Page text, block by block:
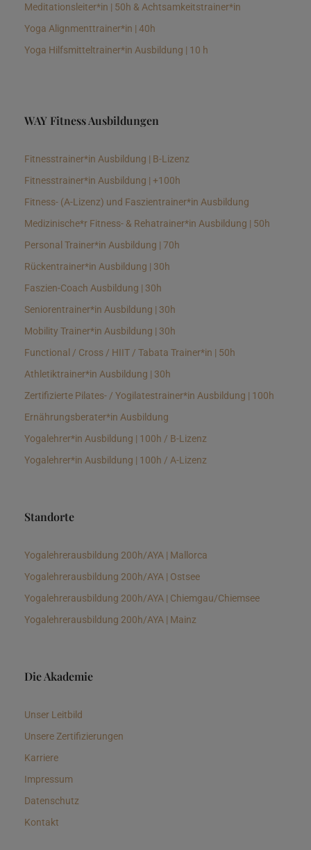
Meditationsleiter*in | 50h & Achtsamkeitstrainer*in
Yoga Alignmenttrainer*in | 40h
Yoga Hilfsmitteltrainer*in Ausbildung | 10 h
WAY Fitness Ausbildungen
Fitnesstrainer*in Ausbildung | B-Lizenz
Fitnesstrainer*in Ausbildung | +100h
Fitness- (A-Lizenz) und Faszientrainer*in Ausbildung
Medizinische*r Fitness- & Rehatrainer*in Ausbildung | 50h
Personal Trainer*in Ausbildung | 70h
Rückentrainer*in Ausbildung | 30h
Faszien-Coach Ausbildung | 30h
Seniorentrainer*in Ausbildung | 30h
Mobility Trainer*in Ausbildung | 30h
Functional / Cross / HIIT / Tabata Trainer*in | 50h
Athletiktrainer*in Ausbildung | 30h
Zertifizierte Pilates- / Yogilatestrainer*in Ausbildung | 100h
Ernährungsberater*in Ausbildung
Yogalehrer*in Ausbildung | 100h / B-Lizenz
Yogalehrer*in Ausbildung | 100h / A-Lizenz
Standorte
Yogalehrerausbildung 200h/AYA | Mallorca
Yogalehrerausbildung 200h/AYA | Ostsee
Yogalehrerausbildung 200h/AYA | Chiemgau/Chiemsee
Yogalehrerausbildung 200h/AYA | Mainz
Die Akademie
Unser Leitbild
Unsere Zertifizierungen
Karriere
Impressum
Datenschutz
Kontakt